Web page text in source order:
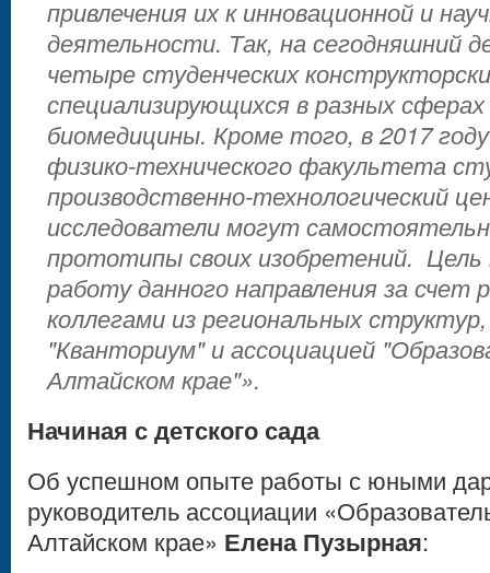
привлечения их к инновационной и
деятельности. Так, на сегодняшний
четыре студенческих
специализирующихся в разных
биомедицины. Кроме того, в 2017
физико-технического факультета
производственно-технологический
исследователи могут
прототипы своих изобретений.
работу данного направления за счет
коллегами из региональных
"Кванториум" и ассоциацией
Алтайском крае"».
Начиная с детского сада
Об успешном опыте работы с юными
руководитель ассоциации
Алтайском крае» Елена Пузырная: